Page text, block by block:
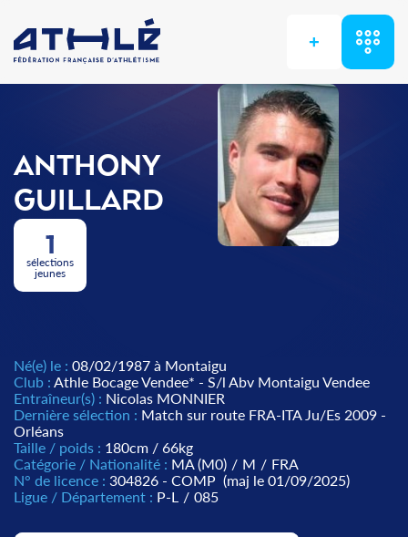
+
ANTHONY
GUILLARD
1
sélections
jeunes
Né(e) le : 08/02/1987 à Montaigu
Club : Athle Bocage Vendee* - S/l Abv Montaigu Vendee
Entraîneur(s) : Nicolas MONNIER
Dernière sélection : Match sur route FRA-ITA Ju/Es 2009 -
Orléans
Taille / poids : 180cm / 66kg
Catégorie / Nationalité : MA (M0) / M / FRA
N° de licence : 304826 - COMP (maj le 01/09/2025)
Ligue / Département : P-L / 085